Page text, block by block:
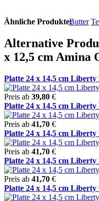
Ähnliche Produkte:Butter
Alternative
x 12,5 cm Amina
Platte 24 x 14,5 cm Liberty
Preis ab 39,80 €
Platte 24 x 14,5 cm Liberty
Preis ab 41,70 €
Platte 24 x 14,5 cm
Preis ab 41,70 €
Platte 24 x 14,5 cm Liberty
Preis ab 41,70 €
Platte 24 x 14,5 cm Liberty